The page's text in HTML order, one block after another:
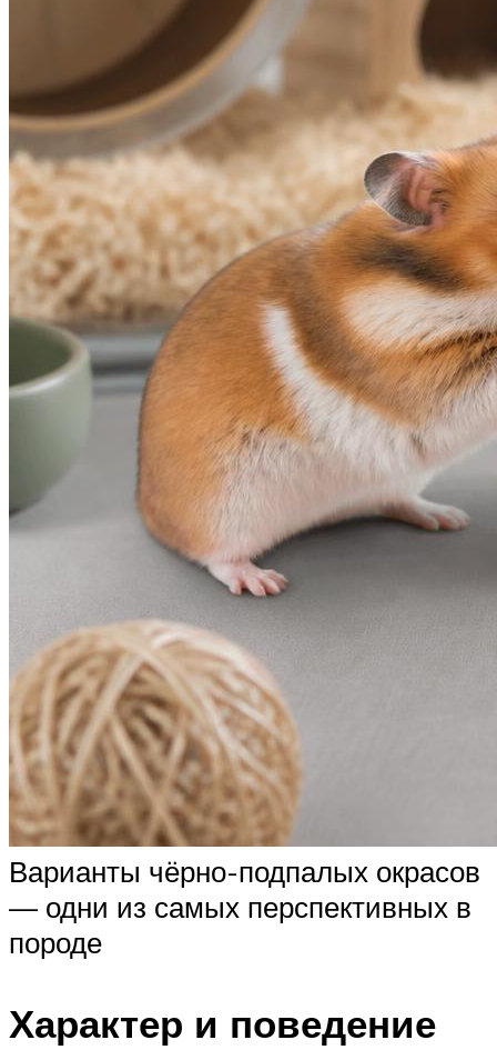
Варианты чёрно-подпалых окрасов
— одни из самых перспективных в
породе
Характер и поведение